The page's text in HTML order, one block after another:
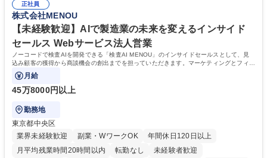
幅広く経験を積みたい意欲がある方に最適な環境です。 募集職種 【総
務・人事】未経験歓迎/日立グループ/組織運営を支えるゼネラリストを目
指す
のご経験 ■労務管理（給与計算・社会保険手続き・勤怠管理など）の経験
■衛生管理者の資格をお持ちの方 学歴・資格 学歴：大学院 大学 高専 短大
専修学校 高校 語学力： 資格：
正社員
株式会社MENOU
【未経験歓迎】AIで製造業の未来を変えるインサイド
セールス Webサービス法人営業
ノーコードで検査AIを開発できる「検査AI MENOU」のインサイドセールスとして、見
込み顧客の獲得から商談機会の創出までを担っていただきます。マーケティングとフィー
ルドセールスをつなぐ役割として、
月給
45万8000円以上
勤務地
東京都中央区
業界未経験歓迎
副業・WワークOK
年間休日120日以上
月平均残業時間20時間以内
転勤なし 未経験者歓迎